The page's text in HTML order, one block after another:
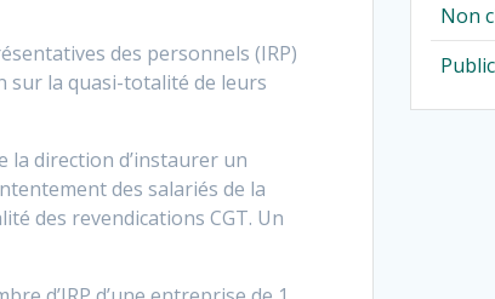
des personnels (IRP)
sur la quasi-totalité de leurs
la direction d’instaurer un
des salariés de la
des revendications CGT. Un
Non